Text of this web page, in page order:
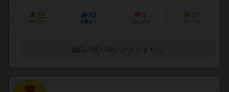
22
興味あり
42
経験あり
4
お気に入り
37
持ってる